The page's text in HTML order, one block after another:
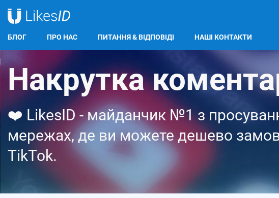
БЛОГ ПРО НАС ПИТАННЯ & ВІДПОВІДІ НАШІ КОНТАКТИ
Накрутка
❤️ LikesID - майданчик №1 з
мережах, де ви можете дешево
TikTok.